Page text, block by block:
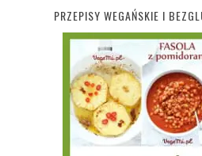
PRZEPISY WEGAŃSKIE I